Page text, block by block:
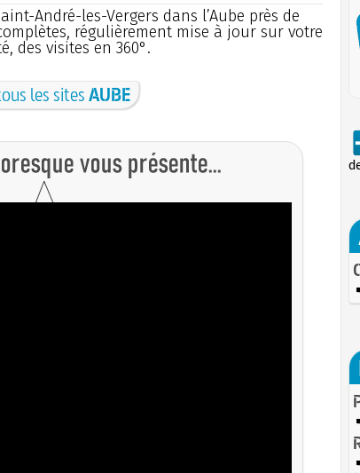
André-les-Vergers dans l’Aube près de
régulièrement mise à jour sur votre
des visites en 360°.
les sitesAUBE